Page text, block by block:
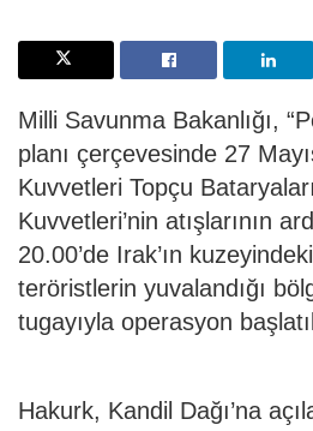
Milli Savunma Bakanlığı,
planı çerçevesinde 27
Kuvvetleri Topçu
Kuvvetleri’nin atışlarının
20.00’de Irak’ın
teröristlerin yuvalandığı
tugayıyla operasyon
Hakurk, Kandil Dağı’na